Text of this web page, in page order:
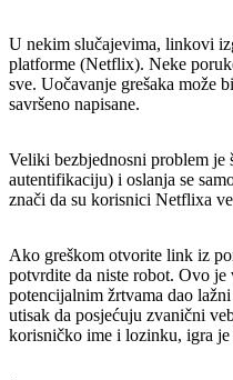
U nekim slučajevima, linkovi
platforme (Netflix). Neke
sve. Uočavanje grešaka može
savršeno napisane.
Veliki bezbjednosni problem
autentifikaciju) i oslanja se
znači da su korisnici Netflixa
Ako greškom otvorite link iz
potvrdite da niste robot. Ovo je
potencijalnim žrtvama dao
utisak da posjećuju zvanični
korisničko ime i lozinku, igra je